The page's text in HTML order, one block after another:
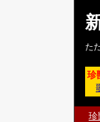
た
珍
珍